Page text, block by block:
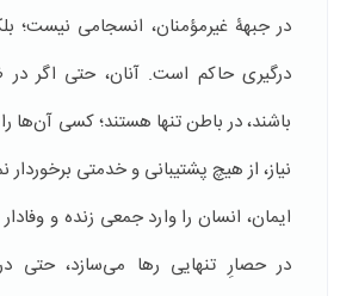
در جبهۀ غیرمؤمنان، انسجامی نیست؛
درگیری حاکم است. آنان، حتی اگر در
باشند، در باطن تنها هستند؛ کسی آن‌ها
نیاز، از هیچ پشتیبانی و خدمتی
ایمان، انسان را وارد جمعی زنده و وفادار
در حصارِ تنهایی رها می‌سازد، حتی